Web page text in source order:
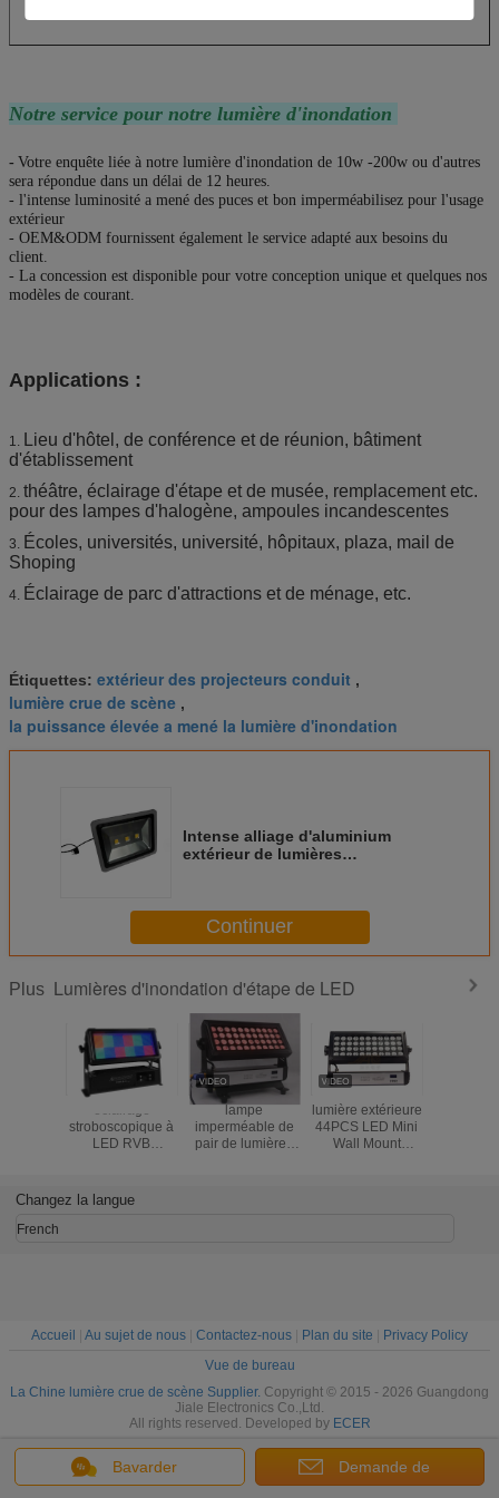
Notre service pour notre lumière d'inondation
- Votre enquête liée à notre lumière d'inondation de 10w -200w ou d'autres
sera répondue dans un délai de 12 heures.
- l'intense luminosité a mené des puces et bon imperméabilisez pour l'usage
extérieur
- OEM&ODM fournissent également le service adapté aux besoins du
client.
- La concession est disponible pour votre conception unique et quelques nos
modèles de courant.
Applications :
1.
Lieu d'hôtel, de conférence et de réunion, bâtiment
d'établissement
2. théâtre, éclairage d'étape et de musée, remplacement etc.
pour des lampes d'halogène, ampoules incandescentes
3. Écoles, universités, université, hôpitaux, plaza, mail de
Shoping
4. Éclairage de parc d'attractions et de ménage, etc.
Étiquettes: extérieur des projecteurs conduit ,
lumière crue de scène ,
la puissance élevée a mené la lumière d'inondation
Intense alliage d'aluminium
extérieur de lumières
Continuer
Plus Lumières d'inondation d'étape de LED
éclairage
stroboscopique à
LED RVB
panneau LEDs
éclairage
lampe
imperméable de
pair de lumières
lumière extérieure
44PCS LED Mini
Wall Mount
Bavarder Demande de
Changez la langue
French
Accueil Au sujet de nous Contactez-nous Plan du site
Privacy Policy
Vue de bureau
La Chine lumière crue de scène Supplier. Copyright © 2015 - 2026 Guangdong
Jiale Electronics Co.,Ltd.
All rights reserved. Developed by ECER